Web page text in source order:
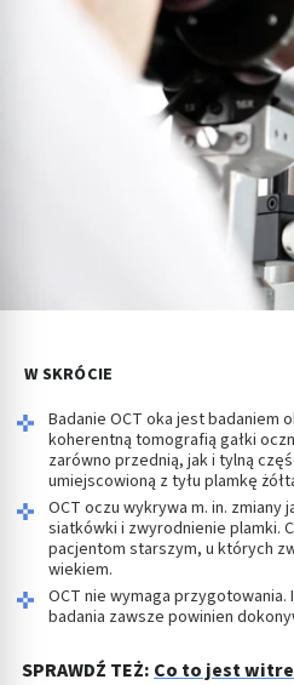
W SKRÓCIE
Badanie OCT oka jest badaniem
koherentną tomografią gałki
zarówno przednią, jak i tylną
umiejscowioną z tyłu plamkę
OCT oczu wykrywa m. in. zmiany
siatkówki i zwyrodnienie plamki.
pacjentom starszym, u których
wiekiem.
OCT nie wymaga
badania zawsze powinien
SPRAWDŹ TEŻ: Co to jest